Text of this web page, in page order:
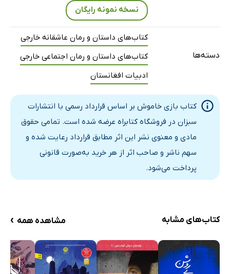
بخش دوم از فصل هفتم: زن بی‌نام «مثل مادر تو»
بخش مشترک: خانه‌ای که آغوش پیدا کرد... و عطرهایی که
دروغ نگفتند...
بخش سوم از فصل ششم: مدثر و منصور «خانۀ پرده‌دار»
بخش چهارم از فصل چهارم: «خانۀ بی‌آغوش»
بخش دوم از فصل هشتم: «سایه‌ای در جیب‌ها»
بخش پنجم از فصل چهارم: «خانۀ بی‌آغوش»
پیشگفتار اشعار
اول: آزمون دل
دوم: لیلی در آینه‌ی حقیقت
پنجم: روایت دختر عارف
ششم: از عشق خاکی تا نور باقی
هفتم: فریاد خفته
نسخه نمونه رایگان
دسته‌ها
کتاب‌های داستان و رمان عاشقانه خارجی
کتاب‌های داستان و رمان اجتماعی خارجی
ادبیات افغانستان
کتاب بازی خاموش بر اساس قرارداد رسمی با انتشارات
سبزان در فروشگاه کتابراه عرضه شده است. تمامی حقوق
مادی و معنوی نشر این اثر مطابق قرارداد رعایت شده و
سهم ناشر و صاحب اثر از هر خرید به‌صورت قانونی
پرداخت می‌شود.
کتاب‌های مشابه مشاهده همه ›